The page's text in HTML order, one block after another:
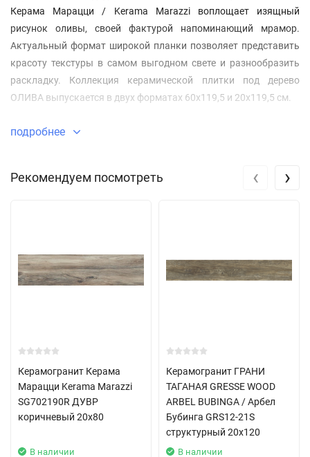
Керама Марацци / Kerama Marazzi воплощает изящный
рисунок оливы, своей фактурой напоминающий мрамор.
Актуальный формат широкой планки позволяет представить
красоту текстуры в самом выгодном свете и разнообразить
раскладку. Коллекция керамической плитки под дерево
ОЛИВА выпускается в двух форматах 60x119,5 и 20x119,5 см.
подробнее
Рекомендуем посмотреть
Керамогранит Керама
Марацци Kerama Marazzi
SG702190R ДУВР
коричневый 20x80
В наличии
Керамогранит ГРАНИ
ТАГАНАЯ GRESSE WOOD
ARBEL BUBINGA / Арбел
Бубинга GRS12-21S
структурный 20x120
В наличии
‹ ›